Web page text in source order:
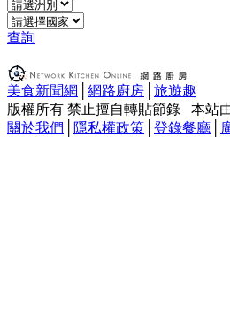
查詢
美食新聞網 網路廚房
旅遊趣
版權所有 禁止擅自轉貼節錄 本站
關於我們
隱私權政策 登錄餐廳